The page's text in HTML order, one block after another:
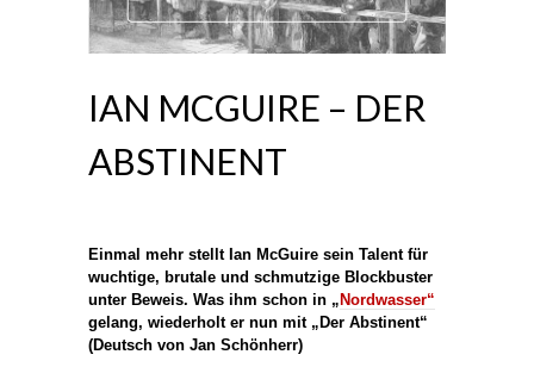
IAN MCGUIRE – DER
ABSTINENT
Einmal mehr stellt Ian McGuire sein Talent für
wuchtige, brutale und schmutzige Blockbuster
unter Beweis. Was ihm schon in „ Nordwasser“
gelang, wiederholt er nun mit „ Der Abstinent“
(Deutsch von Jan Schönherr)